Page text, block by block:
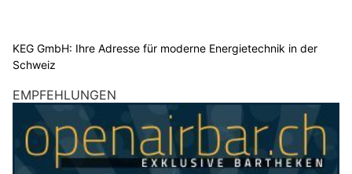
KEG GmbH: Ihre Adresse für moderne Energietechnik in der
Schweiz
EMPFEHLUNGEN